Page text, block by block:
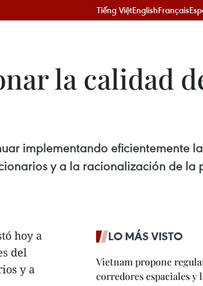
Tiếng ViệtEnglishFrançais
la calidad
implementando eficientemente
y a la racionalización de la
hoy a
del
y a
LO MÁS VISTO
Vietnam propone
corredores espaciales y